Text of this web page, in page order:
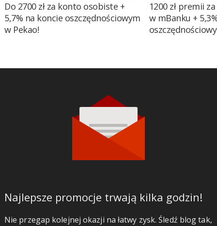
Do 2700 zł za konto osobiste +
5,7% na koncie oszczędnościowym
w Pekao!
1200 zł premii
w mBanku +
Najlepsze promocje trwają kilka godzin!
Nie przegap kolejnej okazji na łatwy zysk. Śledź blog tak,